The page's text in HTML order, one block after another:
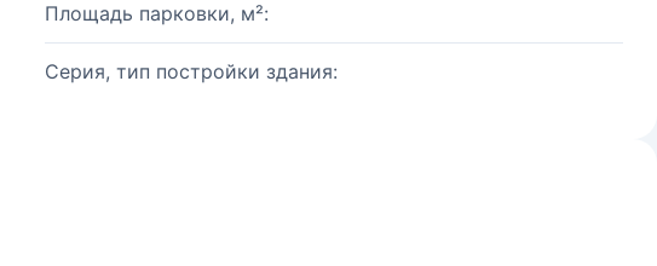
Площадь парковки, м²:
Серия, тип постройки здания: